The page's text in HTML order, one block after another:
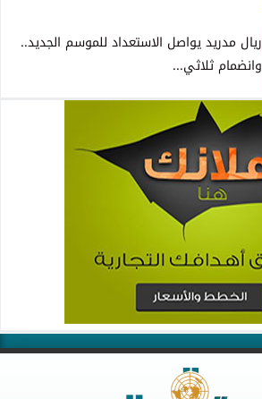
ريال مدريد يواصل الاستعداد للموسم الجديد..
وانضمام ثلاثي...